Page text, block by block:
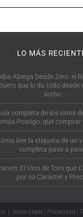
LO MÁS
Abiega Desde Zero: el
que lo da todo desde
sorbo
completa de los vinos
Postigo: qué comprar
leer la etiqueta de un
completa paso a
El Vino de Toro que
por su Carácter y
| Aviso Legal Privacidad